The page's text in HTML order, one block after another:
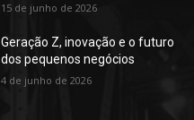
15 de junho de 2026
Geração Z, inovação e o futuro
dos pequenos negócios
4 de junho de 2026